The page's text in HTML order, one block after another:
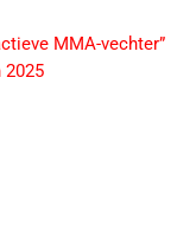
MMA-vechter”
2025